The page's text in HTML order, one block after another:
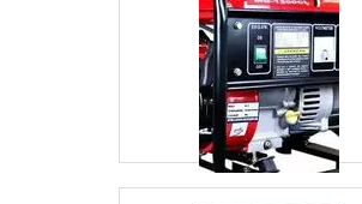
do equipamento também pode ser
para quem deseja fazer
passar um período em locais que não
fontes de energia elétrica, uma
dispositivo pode ser encontrado
portáteis, oferecendo grande
quem faz sua utilização, seja no